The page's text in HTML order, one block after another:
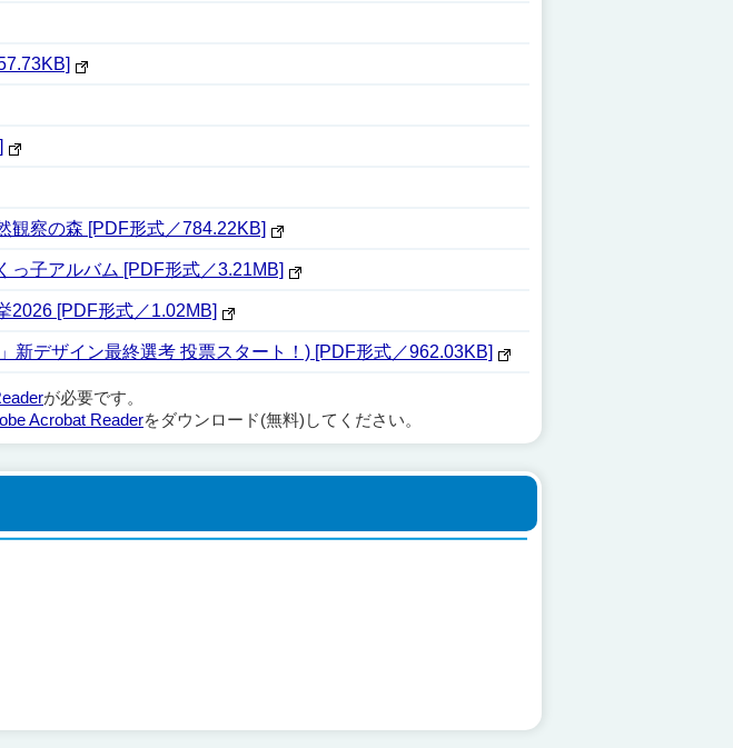
観察の森 [PDF形式／784.22KB]
っ子アルバム [PDF形式／3.21MB]
2026 [PDF形式／1.02MB]
デザイン最終選考 投票スタート！) [PDF形式／962.03KB]
が必要です。
Acrobat Readerをダウンロード(無料)してください。